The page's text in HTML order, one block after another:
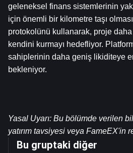
geleneksel finans sistemlerinin
için önemli bir kilometre taşı
protokolünü kullanarak, proje
kendini kurmayı hedefliyor.
sahiplerinin daha geniş likiditeye
bekleniyor.
Yasal Uyarı: Bu bölümde verilen
yatırım tavsiyesi veya FameEX'in
Bu gruptaki diğer